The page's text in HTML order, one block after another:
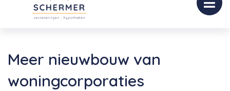
Meer nieuwbouw van
woningcorporaties